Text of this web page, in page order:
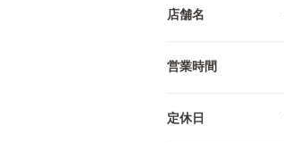
店舗名
営業時間
定休日